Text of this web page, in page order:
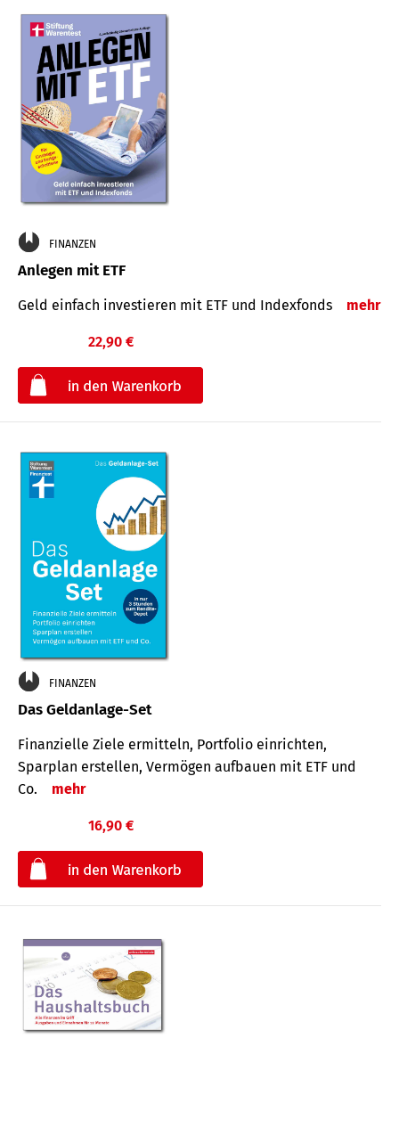
FINANZEN
Anlegen mit ETF
Geld einfach investieren mit ETF und Indexfonds mehr
22,90 €
FINANZEN
Das Geldanlage-Set
Finanzielle Ziele ermitteln, Portfolio einrichten,
Sparplan erstellen, Vermögen aufbauen mit ETF und
Co.
mehr
16,90 €